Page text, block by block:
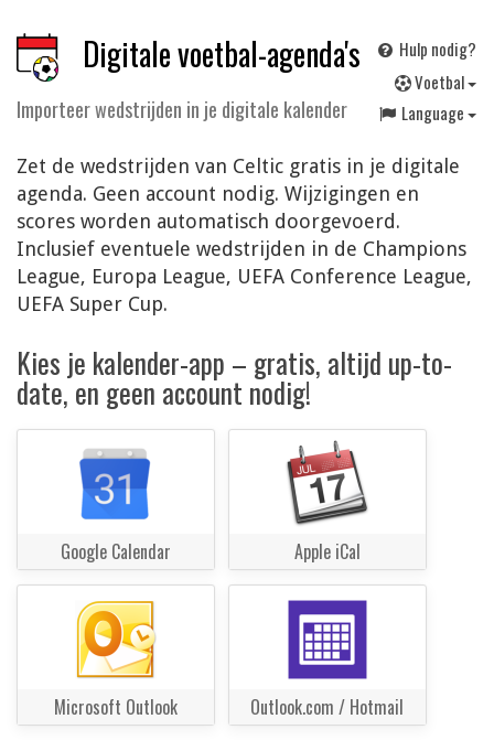
Digitale voetbal-agenda's
Importeer wedstrijden in je digitale kalender
Hulp nodig?
Voetbal
Language
Zet de wedstrijden van Celtic gratis in je digitale
agenda. Geen account nodig. Wijzigingen en
scores worden automatisch doorgevoerd.
Inclusief eventuele wedstrijden in de Champions
League, Europa League, UEFA Conference League,
UEFA Super Cup.
Kies je kalender-app – gratis, altijd up-to-
date, en geen account nodig!
Google Calendar Apple iCal
Microsoft Outlook Outlook.com / Hotmail